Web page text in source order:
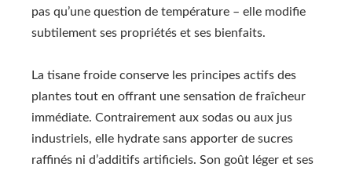
pas qu’une question de température – elle modifie
subtilement ses propriétés et ses bienfaits.
La tisane froide conserve les principes actifs des
plantes tout en offrant une sensation de fraîcheur
immédiate. Contrairement aux sodas ou aux jus
industriels, elle hydrate sans apporter de sucres
raffinés ni d’additifs artificiels. Son goût léger et ses